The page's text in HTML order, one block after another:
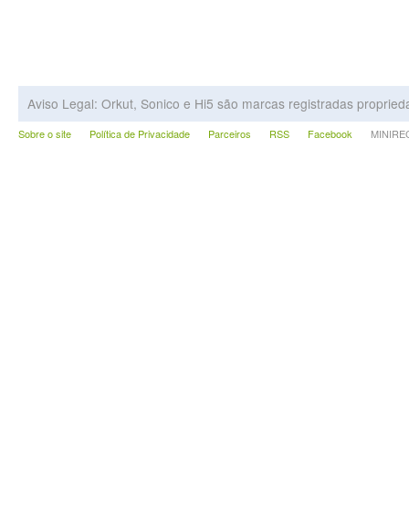
Aviso Legal: Orkut, Sonico e Hi5 são marcas registradas
Sobre o site Política de Privacidade Parceiros RSS Facebook